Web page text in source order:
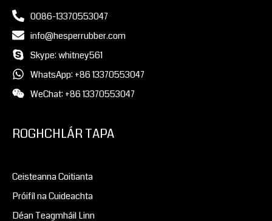
0086-13370553047
info@hesperrubber.com
Skype: whitney561
WhatsApp: +86 13370553047
WeChat: +86 13370553047
ROGHCHLÁR TAPA
Ceisteanna Coitianta
Próifíl na Cuideachta
Déan Teagmháil Linn